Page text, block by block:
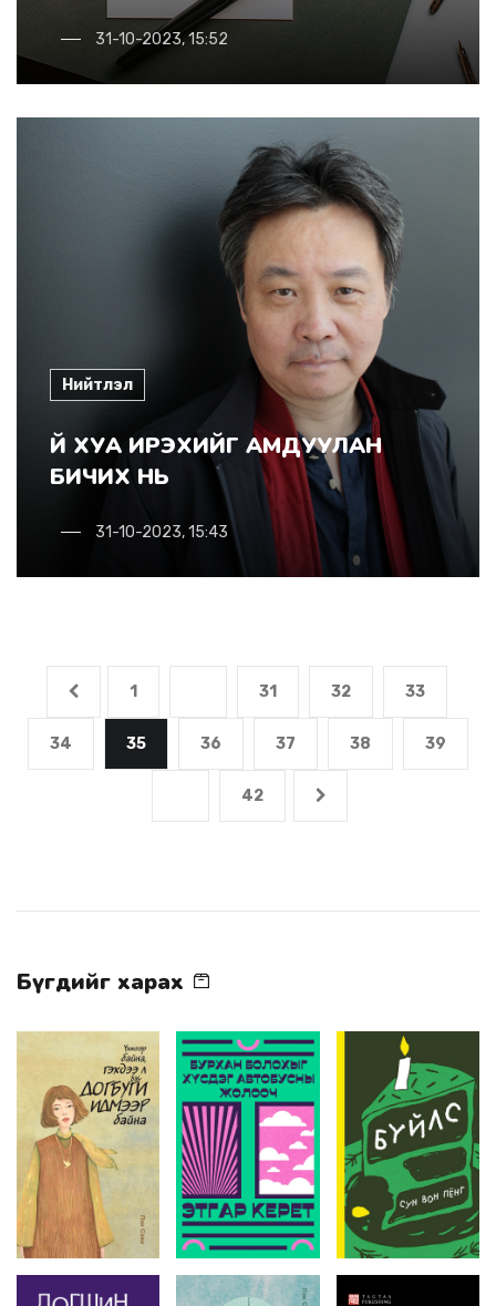
31-10-2023, 15:52
Нийтлэл
БИЧИХ НЬ
31-10-2023, 15:43
1 31 32 33
34 35 36 37 38 39
42
Бүгдийг харах